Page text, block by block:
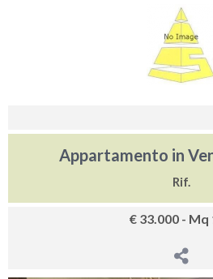
Appartamento in
Rif.
€ 33.000 - Mq